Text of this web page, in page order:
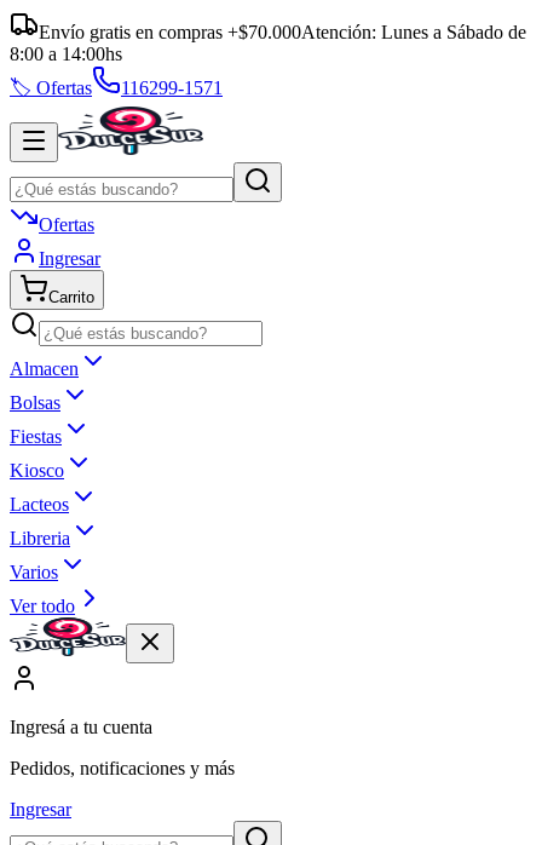
Envío gratis en compras +$70.000Atención: Lunes a Sábado de
8:00 a 14:00hs
🏷️ Ofertas
116299-1571
Ofertas
Ingresar
Carrito
Almacen
Bolsas
Fiestas
Kiosco
Lacteos
Libreria
Varios
Ver todo
Ingresá a tu cuenta
Pedidos, notificaciones y más
Ingresar